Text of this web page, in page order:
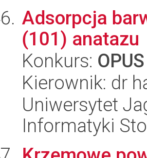
Adsorpcja
(101) anatazu
Konkurs:
Kierownik: dr
Uniwersytet
Informatyki